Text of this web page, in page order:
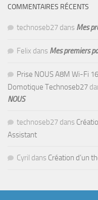
COMMENTAIRES RÉCENTS
technoseb27 dans Mes
Felix dans Mes premiers
Prise NOUS A8M Wi-Fi
Domotique Technoseb27
NOUS
technoseb27 dans
Assistant
Cyril dans Création d’un